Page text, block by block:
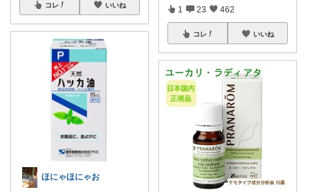
コレ いいね
ほにゃほにゃお
1 23 462
コレ いいね